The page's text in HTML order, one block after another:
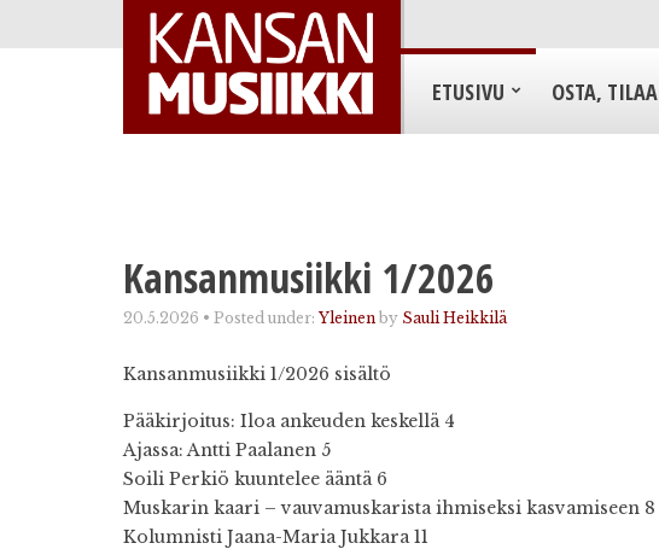
ETUSIVU OSTA, TILAA
Kansanmusiikki 1/2026
20.5.2026 • Posted under: Yleinen by Sauli Heikkilä
Kansanmusiikki 1/2026 sisältö
Pääkirjoitus: Iloa ankeuden keskellä 4
Ajassa: Antti Paalanen 5
Soili Perkiö kuuntelee ääntä 6
Muskarin kaari – vauvamuskarista ihmiseksi kasvamiseen 8
Kolumnisti Jaana-Maria Jukkara 11